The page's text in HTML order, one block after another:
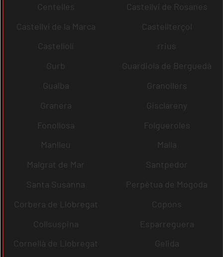
Centelles
Castellví de Rosanes
Castellví de la Marca
Castellterçol
Castellolí
rrius
Gurb
Guardiola de Berguedà
Gualba
Granollers
Granera
Gisclareny
Fonollosa
Folgueroles
Manlleu
Malla
Malgrat de Mar
Santpedor
Santa Susanna
Perpètua de Mogoda
Corbera de Llobregat
Copons
Collsuspina
Esparreguera
Cornellà de Llobregat
Gelida